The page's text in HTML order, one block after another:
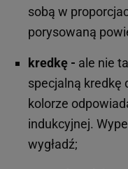
sobą w
porysowaną
kredkę - ale nie
specjalną kredkę
kolorze
indukcyjnej.
wygładź;